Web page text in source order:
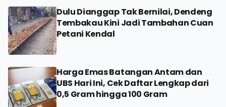
Dulu Dianggap Tak Bernilai, Dendeng
Tembakau Kini Jadi Tambahan Cuan
Petani Kendal
Harga Emas Batangan Antam dan
UBS Hari Ini, Cek Daftar Lengkap dari
0,5 Gram hingga 100 Gram